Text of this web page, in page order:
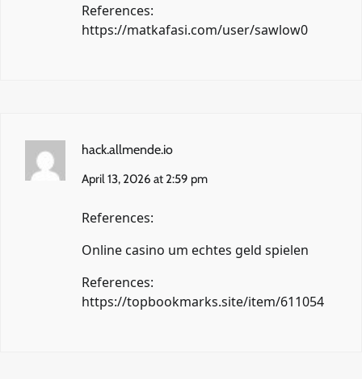
References:
https://matkafasi.com/user/sawlow0
hack.allmende.io
April 13, 2026 at 2:59 pm
References:
Online casino um echtes geld spielen
References:
https://topbookmarks.site/item/611054